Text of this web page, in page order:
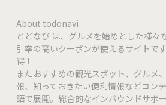
貸切
可【イベント、パーティー
い】
禁煙・喫煙 禁煙
About todonavi
とどなび は、グルメを始めとした様々
引率の高いクーポンが使えるサイトで
得！
またおすすめの観光スポット、グルメ
報、知っておきたい便利情報などコン
語で展開。総合的なインバウンドサポー